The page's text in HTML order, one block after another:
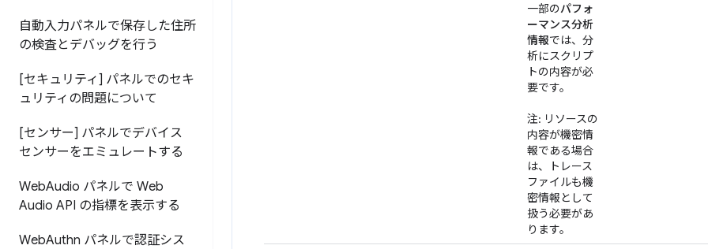
自動入力パネルで保存した住所
の検査とデバッグを行う
[セキュリティ] パネルでのセキ
ュリティの問題について
[センサー] パネルでデバイス
センサーをエミュレートする
WebAudio パネルで Web
Audio API の指標を表示する
WebAuthn パネルで認証シス
一部のパフォ
ーマンス分析
情報では、分
析にスクリプ
トの内容が必
要です。
注: リソースの
内容が機密情
報である場合
は、トレース
ファイルも機
密情報として
扱う必要があ
ります。